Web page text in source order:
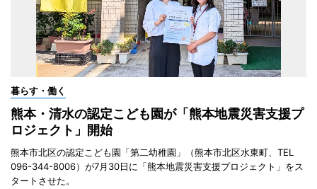
暮らす・働く
熊本・清水の認定こども園が「熊本地震災害支援プ
ロジェクト」開始
熊本市北区の認定こども園「第二幼稚園」（熊本市北区水東町、TEL
096-344-8006）が7月30日に「熊本地震災害支援プロジェクト」をス
タートさせた。